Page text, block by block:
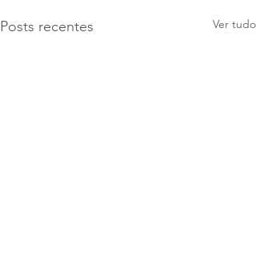
Posts recentes Ver tudo